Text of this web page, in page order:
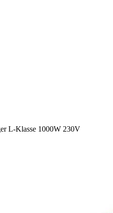
L-Klasse 1000W 230V